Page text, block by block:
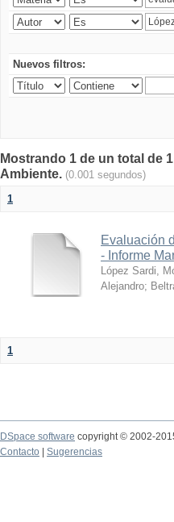
Nuevos filtros:
Mostrando 1 de un total de
Ambiente. (0.001 segundos)
1
Evaluación
- Informe
López Sardi,
Alejandro;
1
DSpace software copyright © 2002-
Contacto
Sugerencias